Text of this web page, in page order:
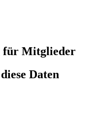
für Mitglieder
Daten